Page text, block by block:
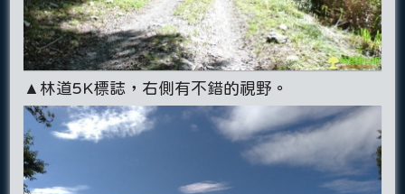
▲林道5K標誌，右側有不錯的視野。